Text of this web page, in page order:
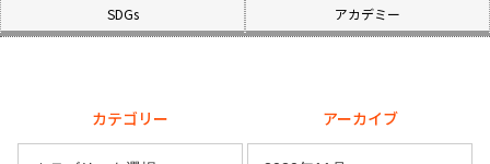
SDGs アカデミー
カテゴリー アーカイブ